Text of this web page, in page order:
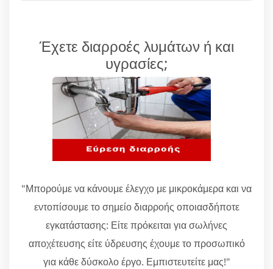
Έχετε διαρροές λυμάτων ή και
υγρασίες;
"Μπορούμε να κάνουμε έλεγχο με μικροκάμερα και να
εντοπίσουμε το σημείο διαρροής οποιασδήποτε
εγκατάστασης: Είτε πρόκειται για σωλήνες
αποχέτευσης είτε ύδρευσης έχουμε το προσωπικό
για κάθε δύσκολο έργο. Εμπιστευτείτε μας!"